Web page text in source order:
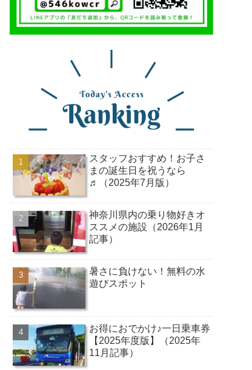
スタッフおすすめ！お子さ
まの誕生日を祝うなら
♬（2025年7月版）
神奈川県内の乗り物好きオ
ススメの施設（2026年1月
記事）
暑さに負けない！無料の水
遊びスポット
お得におでかけ♪一日乗車券
【2025年度版】（2025年
11月記事）